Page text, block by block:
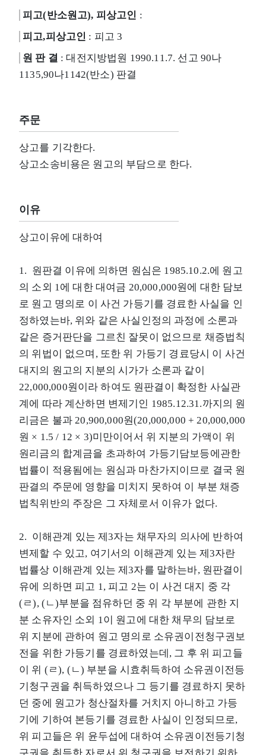
피고(반소원고), 피상고인 :
피고,피상고인 : 피고 3
원 판 결 : 대전지방법원 1990.11.7. 선고 90나
1135,90나1142(반소) 판결
주문
상고를 기각한다.
상고소송비용은 원고의 부담으로 한다.
이유
상고이유에 대하여
1. 원판결 이유에 의하면 원심은 1985.10.2.에 원고
의 소외 1에 대한 대여금 20,000,000원에 대한 담보
로 원고 명의로 이 사건 가등기를 경료한 사실을 인
정하였는바, 위와 같은 사실인정의 과정에 소론과
같은 증거판단을 그르친 잘못이 없으므로 채증법칙
의 위법이 없으며, 또한 위 가등기 경료당시 이 사건
대지의 원고의 지분의 시가가 소론과 같이
22,000,000원이라 하여도 원판결이 확정한 사실관
계에 따라 계산하면 변제기인 1985.12.31.까지의 원
리금은 불과 20,900,000원(20,000,000 + 20,000,000
원 × 1.5 / 12 × 3)미만이어서 위 지분의 가액이 위
원리금의 합계금을 초과하여 가등기담보등에관한
법률이 적용됨에는 원심과 마찬가지이므로 결국 원
판결의 주문에 영향을 미치지 못하여 이 부분 채증
법칙위반의 주장은 그 자체로서 이유가 없다.
2. 이해관계 있는 제3자는 채무자의 의사에 반하여
변제할 수 있고, 여기서의 이해관계 있는 제3자란
법률상 이해관계 있는 제3자를 말하는바, 원판결이
유에 의하면 피고 1, 피고 2는 이 사건 대지 중 각
(ㄹ), (ㄴ)부분을 점유하던 중 위 각 부분에 관한 지
분 소유자인 소외 1이 원고에 대한 채무의 담보로
위 지분에 관하여 원고 명의로 소유권이전청구권보
전을 위한 가등기를 경료하였는데, 그 후 위 피고들
이 위 (ㄹ), (ㄴ) 부분을 시효취득하여 소유권이전등
기청구권을 취득하였으나 그 등기를 경료하지 못하
던 중에 원고가 청산절차를 거치지 아니하고 가등
기에 기하여 본등기를 경료한 사실이 인정되므로,
위 피고들은 위 윤두섭에 대하여 소유권이전등기청
구권을 취득한 자로서 위 청구권을 보전하기 위하